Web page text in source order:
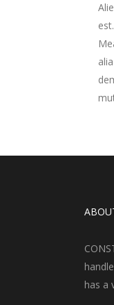
has a